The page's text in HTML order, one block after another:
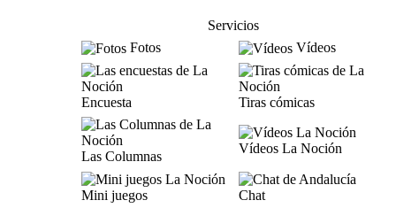
Servicios
Fotos
Vídeos
Encuesta Tiras cómicas
Las Columnas
Vídeos La Noción
Mini juegos
Chat